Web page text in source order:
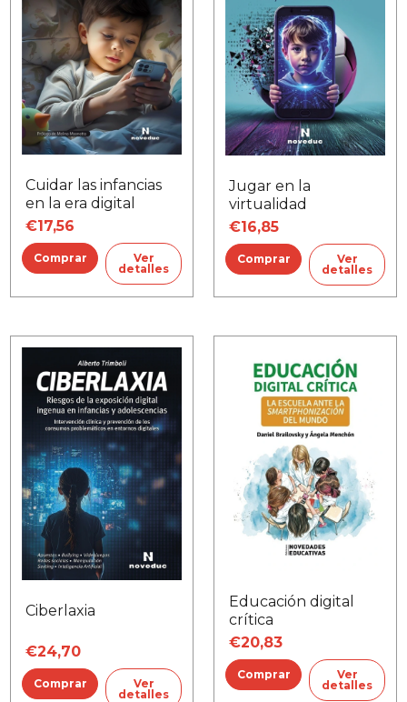
Cuidar las infancias
en la era digital
€17,56
Ver
detalles
Jugar en la
virtualidad
€16,85
Ver
detalles
Ciberlaxia
€24,70
Ver
detalles
Educación digital
crítica
€20,83
Ver
detalles